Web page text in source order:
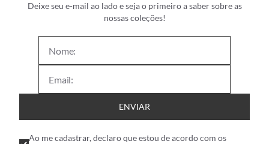
Deixe seu e-mail ao lado e seja o primeiro a saber sobre as
nossas coleções!
ENVIAR
Ao me cadastrar, declaro que estou de acordo com os